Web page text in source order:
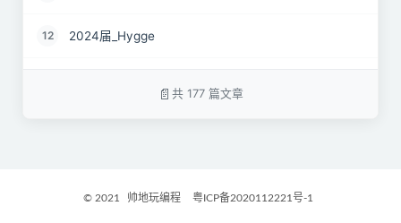
12 2024届_Hygge
共 177 篇文章
© 2021 帅地玩编程 粤ICP备2020112221号-1